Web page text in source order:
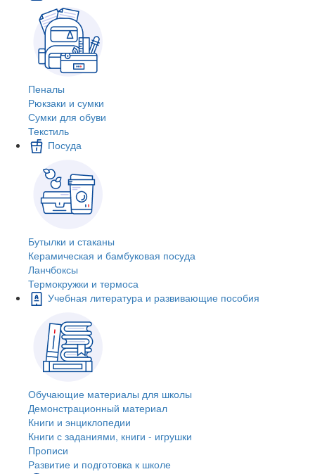
Пеналы
Рюкзаки и сумки
Сумки для обуви
Текстиль
Посуда
Бутылки и стаканы
Керамическая и бамбуковая посуда
Ланчбоксы
Термокружки и термоса
Учебная литература и развивающие пособия
Обучающие материалы для школы
Демонстрационный материал
Книги и энциклопедии
Книги с заданиями, книги - игрушки
Прописи
Развитие и подготовка к школе